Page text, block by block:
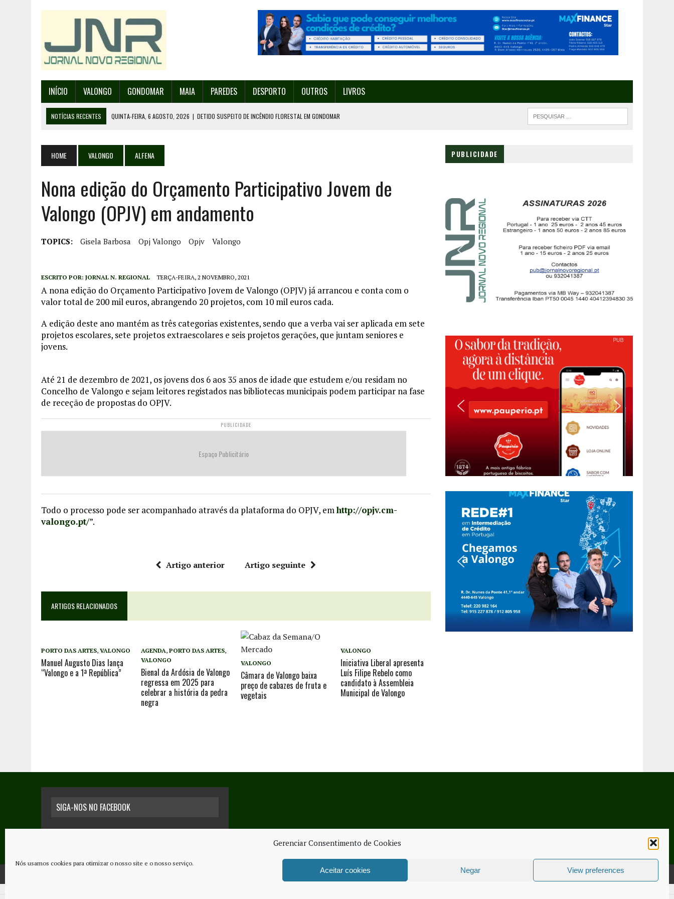
Gerenciar Consentimento de Cookies
Nós usamos cookies para otimizar o nosso site e o nosso serviço.
Aceitar cookies Negar View preferences
INÍCIO VALONGO GONDOMAR MAIA PAREDES DESPORTO OUTROS LIVROS
NOTÍCIAS RECENTES QUINTA-FEIRA, 6 AGOSTO, 2026 | DETIDO SUSPEITO DE INCÊNDIO FLORESTAL EM GONDOMAR
QUINTA-FEIRA, 6 AGOSTO, 2026 | INCÊNDIOS – FAFE: PJ DETÉM SUSPEITA DE ATEAR FOGO COM ISQUEIRO
SEXTA-FEIRA, 7 AGOSTO, 2026
FESTAS DA CIDADE DE VALONGO E 13º ENCONTRO ASSOCIATIVO DE 14 A 17 DE AGOSTO
HOME VALONGO ALFENA
Nona edição do Orçamento Participativo Jovem de
Valongo (OPJV) em andamento
TOPICS: Gisela Barbosa Opj Valongo Opjv Valongo
ESCRITO POR: JORNAL N. REGIONAL TERÇA-FEIRA, 2 NOVEMBRO, 2021
A nona edição do Orçamento Participativo Jovem de Valongo (OPJV) já arrancou e conta com o
valor total de 200 mil euros, abrangendo 20 projetos, com 10 mil euros cada.
A edição deste ano mantém as três categorias existentes, sendo que a verba vai ser aplicada em sete
projetos escolares, sete projetos extraescolares e seis projetos gerações, que juntam seniores e
jovens.
Até 21 de dezembro de 2021, os jovens dos 6 aos 35 anos de idade que estudem e/ou residam no
Concelho de Valongo e sejam leitores registados nas bibliotecas municipais podem participar na fase
de receção de propostas do OPJV.
PUBLICIDADE
Espaço Publicitário
Todo o processo pode ser acompanhado através da plataforma do OPJV, emhttp://opjv.cm-
valongo.pt/”.
Artigo anterior Artigo seguinte
ARTIGOS RELACIONADOS
PORTO DAS ARTES, VALONGO
Manuel Augusto Dias lança
“Valongo e a 1ª República”
AGENDA,PORTO DAS ARTES,
VALONGO
Bienal da Ardósia de Valongo
regressa em 2025 para
celebrar a história da pedra
negra
VALONGO
Câmara de Valongo baixa
preço de cabazes de fruta e
vegetais
VALONGO
Iniciativa Liberal apresenta
Luís Filipe Rebelo como
candidato à Assembleia
Municipal de Valongo
PUBLICIDADE
SIGA-NOS NO FACEBOOK
FICHA TÉCNICA ESTATUTO EDITORIAL CONTACTE-NOS COOKIE POLICY (EU)